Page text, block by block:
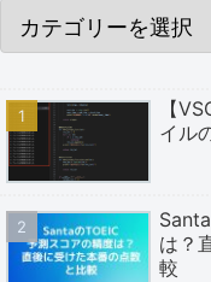
【
イル
は？
較